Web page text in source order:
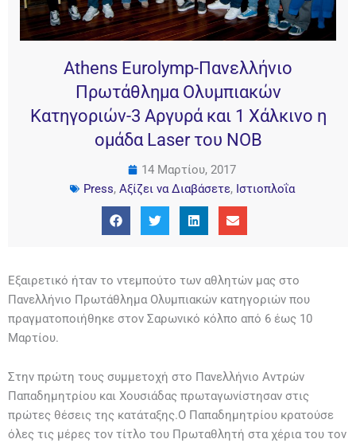
Athens Eurolymp-Πανελλήνιο
Πρωτάθλημα Ολυμπιακών
Κατηγοριών-3 Αργυρά και 1 Χάλκινο η
ομάδα Laser του ΝΟΒ
14 Μαρτίου, 2017
Press, Αξίζει να Διαβάσετε, Ιστιοπλοΐα
Εξαιρετικό ήταν το ντεμπούτο των αθλητών μας στο
Πανελλήνιο Πρωτάθλημα Ολυμπιακών κατηγοριών που
πραγματοποιήθηκε στον Σαρωνικό κόλπο από 6 έως 10
Μαρτίου.
Στην πρώτη τους συμμετοχή στο Πανελλήνιο Αντρών
Παπαδημητρίου και Χουσιάδας πρωταγωνίστησαν στις
πρώτες θέσεις της κατάταξης.Ο Παπαδημητρίου κρατούσε
όλες τις μέρες τον τίτλο του Πρωταθλητή στα χέρια του τον